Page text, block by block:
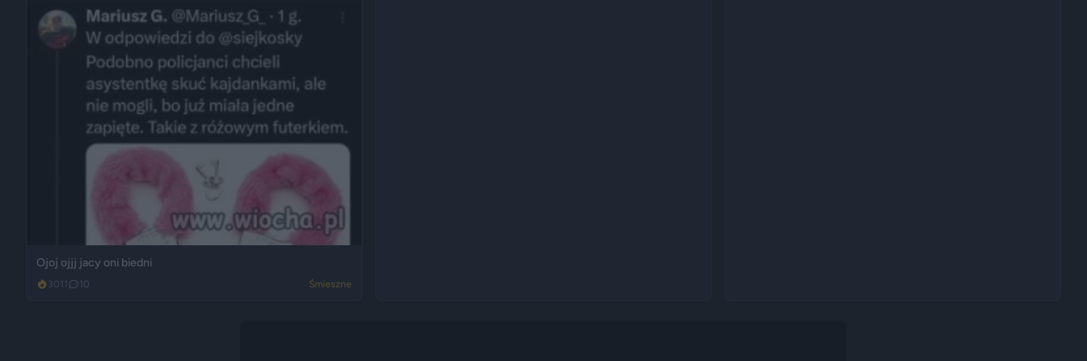
Ojoj ojjj jacy oni biedni
3011 10 Śmieszne